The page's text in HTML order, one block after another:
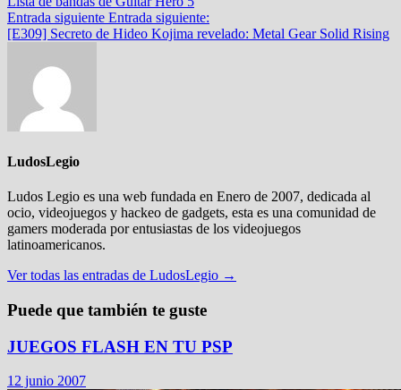
Entrada siguiente Entrada siguiente:
[E309] Secreto de Hideo Kojima revelado: Metal Gear Solid Rising
LudosLegio
Ludos Legio es una web fundada en Enero de 2007, dedicada al
ocio, videojuegos y hackeo de gadgets, esta es una comunidad de
gamers moderada por entusiastas de los videojuegos
latinoamericanos.
Ver todas las entradas de LudosLegio →
Puede que también te guste
JUEGOS FLASH EN TU PSP
12 junio 2007